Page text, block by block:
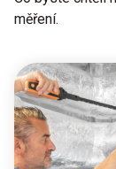
měření.